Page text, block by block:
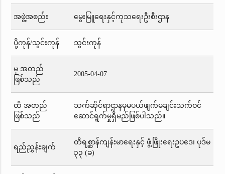
အဖွဲ့အစည်း မွေးမြူရေးနှင့်ကုသရေးဦးစီးဌာန
ပို့ကုန်/သွင်းကုန် သွင်းကုန်
မှ အတည်
ဖြစ်သည်
2005-04-07
ထိ အတည်
ဖြစ်သည်
သက်ဆိုင်ရာဌာနမှမပယ်ဖျက်မချင်းသက်ဝင်
ဆောင်ရွက်မှုရှိမည်ဖြစ်ပါသည်။
ရည်ညွှန်းချက်
တိရစ္ဆာန်ကျန်းမာရေးနှင့် ဖွံ့ဖြိုးရေးဥပဒေ၊ ပုဒ်မ
၃၃ (ခ)